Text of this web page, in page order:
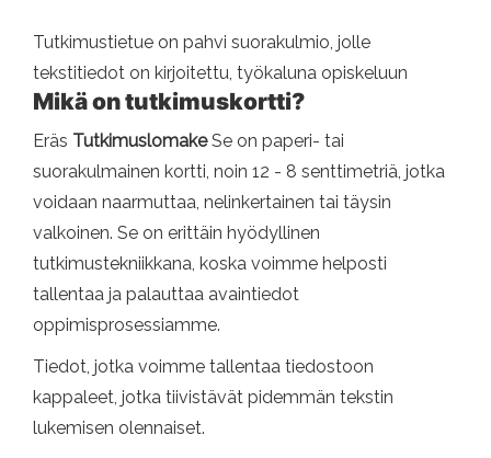
Tutkimustietue on pahvi suorakulmio, jolle
tekstitiedot on kirjoitettu, työkaluna opiskeluun
Mikä on tutkimuskortti?
Eräs TutkimuslomakeSe on paperi- tai
suorakulmainen kortti, noin 12 - 8 senttimetriä, jotka
voidaan naarmuttaa, nelinkertainen tai täysin
valkoinen. Se on erittäin hyödyllinen
tutkimustekniikkana, koska voimme helposti
tallentaa ja palauttaa avaintiedot
oppimisprosessiamme.
Tiedot, jotka voimme tallentaa tiedostoon
kappaleet, jotka tiivistävät pidemmän tekstin
lukemisen olennaiset.